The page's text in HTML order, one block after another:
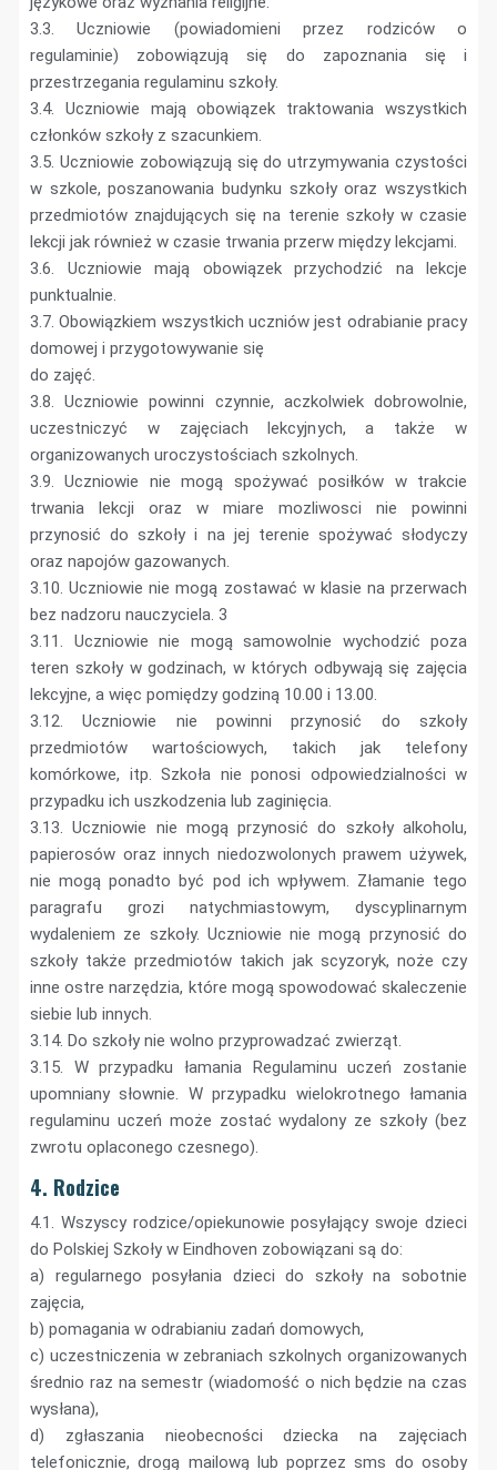
3.3. Uczniowie (powiadomieni przez rodziców o
regulaminie) zobowiązują się do zapoznania się i
przestrzegania regulaminu szkoły.
3.4. Uczniowie mają obowiązek traktowania wszystkich
członków szkoły z szacunkiem.
3.5. Uczniowie zobowiązują się do utrzymywania czystości
w szkole, poszanowania budynku szkoły oraz wszystkich
przedmiotów znajdujących się na terenie szkoły w czasie
lekcji jak również w czasie trwania przerw między lekcjami.
3.6. Uczniowie mają obowiązek przychodzić na lekcje
punktualnie.
3.7. Obowiązkiem wszystkich uczniów jest odrabianie pracy
domowej i przygotowywanie się
do zajęć.
3.8. Uczniowie powinni czynnie, aczkolwiek dobrowolnie,
uczestniczyć w zajęciach lekcyjnych, a także w
organizowanych uroczystościach szkolnych.
3.9. Uczniowie nie mogą spożywać posiłków w trakcie
trwania lekcji oraz w miare mozliwosci nie powinni
przynosić do szkoły i na jej terenie spożywać słodyczy
oraz napojów gazowanych.
3.10. Uczniowie nie mogą zostawać w klasie na przerwach
bez nadzoru nauczyciela. 3
3.11. Uczniowie nie mogą samowolnie wychodzić poza
teren szkoły w godzinach, w których odbywają się zajęcia
lekcyjne, a więc pomiędzy godziną 10.00 i 13.00.
3.12. Uczniowie nie powinni przynosić do szkoły
przedmiotów wartościowych, takich jak telefony
komórkowe, itp. Szkoła nie ponosi odpowiedzialności w
przypadku ich uszkodzenia lub zaginięcia.
3.13. Uczniowie nie mogą przynosić do szkoły alkoholu,
papierosów oraz innych niedozwolonych prawem używek,
nie mogą ponadto być pod ich wpływem. Złamanie tego
paragrafu grozi natychmiastowym, dyscyplinarnym
wydaleniem ze szkoły. Uczniowie nie mogą przynosić do
szkoły także przedmiotów takich jak scyzoryk, noże czy
inne ostre narzędzia, które mogą spowodować skaleczenie
siebie lub innych.
3.14. Do szkoły nie wolno przyprowadzać zwierząt.
3.15. W przypadku łamania Regulaminu uczeń zostanie
upomniany słownie. W przypadku wielokrotnego łamania
regulaminu uczeń może zostać wydalony ze szkoły (bez
zwrotu oplaconego czesnego).
4. Rodzice
4.1. Wszyscy rodzice/opiekunowie posyłający swoje dzieci
do Polskiej Szkoły w Eindhoven zobowiązani są do:
a) regularnego posyłania dzieci do szkoły na sobotnie
zajęcia,
b) pomagania w odrabianiu zadań domowych,
c) uczestniczenia w zebraniach szkolnych organizowanych
średnio raz na semestr (wiadomość o nich będzie na czas
wysłana),
d) zgłaszania nieobecności dziecka na zajęciach
telefonicznie, drogą mailową lub poprzez sms do osoby